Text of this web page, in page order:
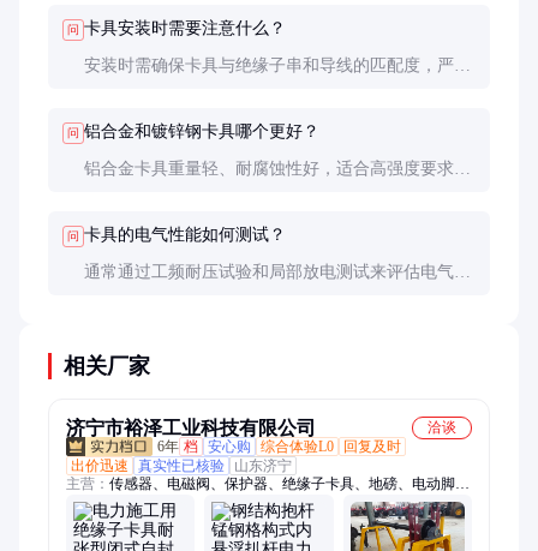
问 卡具安装时需要注意什么？
安装时需确保卡具与绝缘子串和导线的匹配度，严格
问 铝合金和镀锌钢卡具哪个更好？
铝合金卡具重量轻、耐腐蚀性好，适合高强度要求场
问 卡具的电气性能如何测试？
通常通过工频耐压试验和局部放电测试来评估电气性
相关厂家
济宁市裕泽工业科技有限公司
洽谈
6年 档 安心购 综合体验L0
回复及时
出价迅速
真实性已核验
山东济宁
主营： 传感器、电磁阀、保护器、绝缘子卡具、地磅、电动脚手
架、装载机电子秤、机械抓手、砌筑升降平台、光伏板升降机、
内撑吊具、混凝土振动棒、打标机、研磨机、裁切机、平移门电